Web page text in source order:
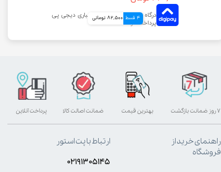
4 قسط 82,500 تومانی
بهترین قیمت پرداخت آنلاین ۷ روز ضمانت بازگشت ضمانت اصالت کالا
راهنمای خرید از
فروشگاه
ارتباط با پت استور
۰۲۱۹۱۳۰۵۱۴۵